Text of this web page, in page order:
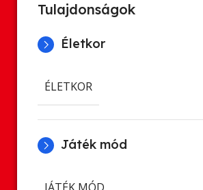
Tulajdonságok
Életkor
ÉLETKOR
Játék mód